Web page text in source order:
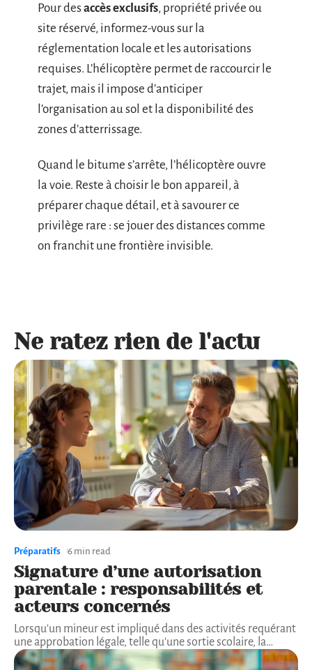
Pour desaccès exclusifs, propriété privée ou
site réservé, informez-vous sur la
réglementation locale et les autorisations
requises. L’hélicoptère permet de raccourcir le
trajet, mais il impose d’anticiper
l’organisation au sol et la disponibilité des
zones d’atterrissage.
Quand le bitume s’arrête, l’hélicoptère ouvre
la voie. Reste à choisir le bon appareil, à
préparer chaque détail, et à savourer ce
privilège rare : se jouer des distances comme
on franchit une frontière invisible.
Ne ratez rien de l'actu
Préparatifs 6 min read
Signature d’une autorisation
parentale : responsabilités et
acteurs concernés
Lorsqu'un mineur est impliqué dans des activités requérant
une approbation légale, telle qu'une sortie scolaire, la…